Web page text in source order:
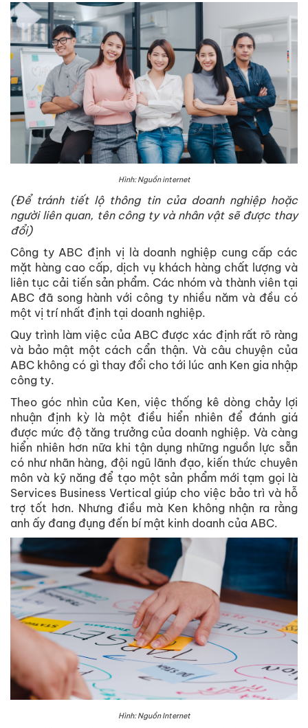
Hình: Nguồn internet
(Để tránh tiết lộ thông tin của doanh nghiệp hoặc
người liên quan, tên công ty và nhân vật sẽ được thay
đổi)
Công ty ABC định vị là doanh nghiệp cung cấp các
mặt hàng cao cấp, dịch vụ khách hàng chất lượng và
liên tục cải tiến sản phẩm. Các nhóm và thành viên tại
ABC đã song hành với công ty nhiều năm và đều có
một vị trí nhất định tại doanh nghiệp.
Quy trình làm việc của ABC được xác định rất rõ ràng
và bảo mật một cách cẩn thận. Và câu chuyện của
ABC không có gì thay đổi cho tới lúc anh Ken gia nhập
công ty.
Theo góc nhìn của Ken, việc thống kê dòng chảy lợi
nhuận định kỳ là một điều hiển nhiên để đánh giá
được mức độ tăng trưởng của doanh nghiệp. Và càng
hiển nhiên hơn nữa khi tận dụng những nguồn lực sẵn
có như nhãn hàng, đội ngũ lãnh đạo, kiến thức chuyên
môn và kỹ năng để tạo một sản phẩm mới tạm gọi là
Services Business Vertical giúp cho việc bảo trì và hỗ
trợ tốt hơn. Nhưng điều mà Ken không nhận ra rằng
anh ấy đang đụng đến bí mật kinh doanh của ABC.
Hình: Nguồn Internet